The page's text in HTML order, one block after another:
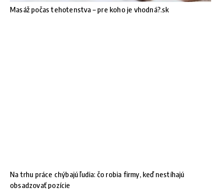
Masáž počas tehotenstva – pre koho je vhodná?.sk
Na trhu práce chýbajú ľudia: čo robia firmy, keď nestíhajú
obsadzovať pozície